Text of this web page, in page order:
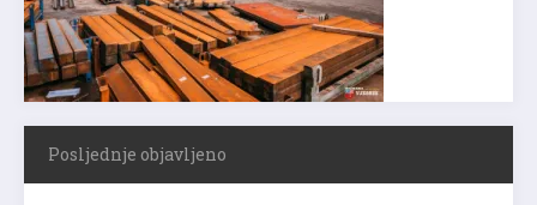
Posljednje objavljeno